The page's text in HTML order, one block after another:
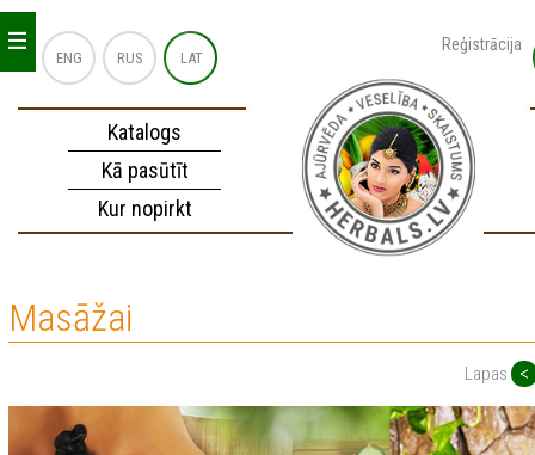
ENG RUS LAT
Reģistrācija
Katalogs
Kā pasūtīt
Kur nopirkt
_
_
_
Masāžai
Lapas <